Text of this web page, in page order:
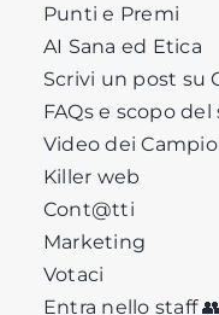
Punti e Premi
AI Sana ed Etica
Scrivi un post su
FAQs e scopo del
Video dei
Killer web
Cont@tti
Marketing
Votaci
Entra nello staff 👥